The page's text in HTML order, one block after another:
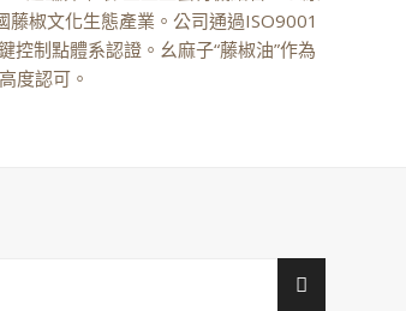
藤椒文化生態產業。公司通過ISO9001
制點體系認證。幺麻子“藤椒油”作為
度認可。